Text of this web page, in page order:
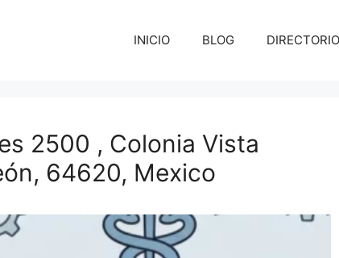
INICIO BLOG
2500 , Colonia Vista
64620, Mexico